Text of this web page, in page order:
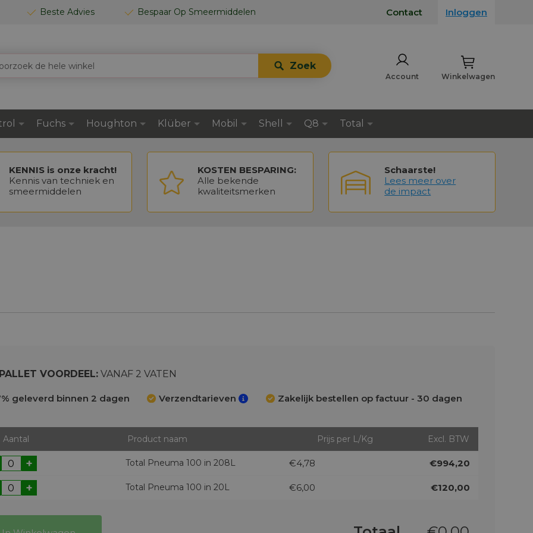
Beste Advies Bespaar Op Smeermiddelen Contact Inloggen
Winkelwagen
Zoek
Account
Fuchs Houghton Klüber Mobil Shell Q8 Total
KENNIS is onze kracht!
Kennis van techniek en
smeermiddelen
KOSTEN BESPARING:
Alle bekende
kwaliteitsmerken
Schaarste!
Lees meer over
de impact
VOORDEEL:VANAF 2 VATEN
geleverd binnen 2 dagen Verzendtarieven Zakelijk bestellen op factuur - 30 dagen
Aantal Product naam Prijs per L/Kg Excl. BTW
+ Total Pneuma 100 in 208L €4,78 €994,20
+ Total Pneuma 100 in 20L €6,00 €120,00